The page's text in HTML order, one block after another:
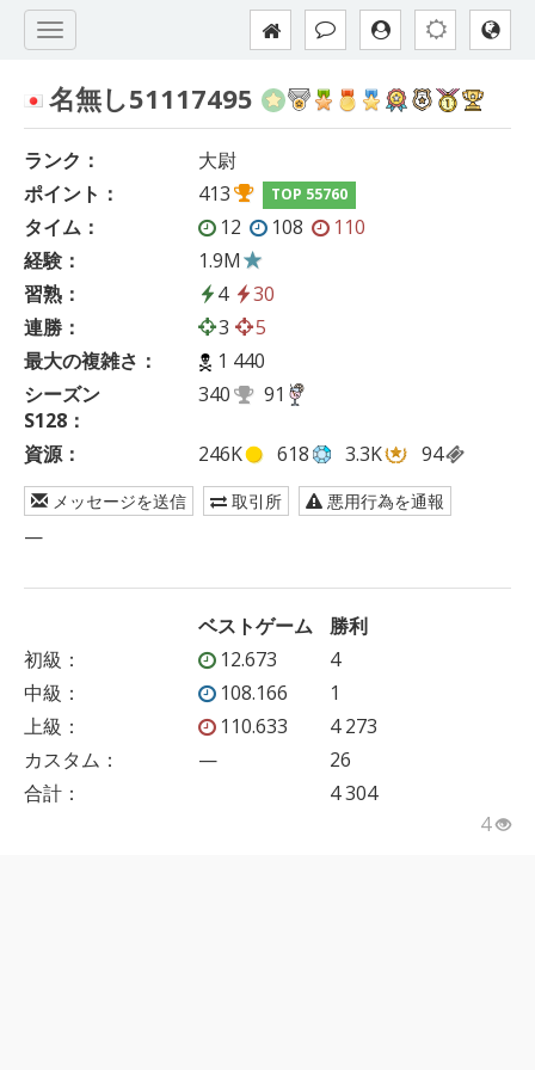
名無し51117495
ランク：
大尉
ポイント：
413 TOP 55760
タイム： 12 108
110
経験：
1.9M
習熟：
4
30
連勝：
3
5
最大の複雑さ：
1 440
シーズン
S128：
340 91
資源： 246K 618 3.3K 94
メッセージを送信 取引所 悪用行為を通報
—
ベストゲーム
勝利
初級 ： 12.673
4
中級 ： 108.166
1
上級 ： 110.633
4 273
カスタム ： —
26
合計：
4 304
4